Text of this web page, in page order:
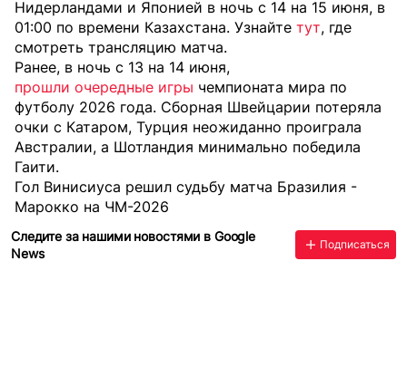
Нидерландами и Японией в ночь с 14 на 15 июня, в
01:00 по времени Казахстана. Узнайте тут, где
смотреть трансляцию матча.
Ранее, в ночь с 13 на 14 июня,
прошли очередные игры чемпионата мира по
футболу 2026 года. Сборная Швейцарии потеряла
очки с Катаром, Турция неожиданно проиграла
Австралии, а Шотландия минимально победила
Гаити.
Гол Винисиуса решил судьбу матча Бразилия -
Марокко на ЧМ-2026
Следите за нашими новостями в Google
News
Подписаться